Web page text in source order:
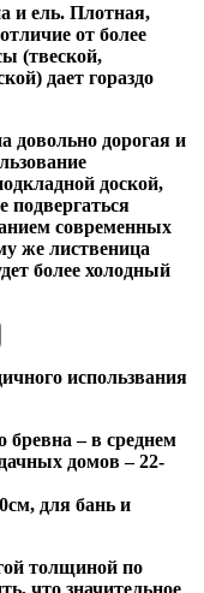
и ель. Плотная,
от более
(твеской,
дает гораздо
довольно дорогая и
доской,
подвергаться
современных
же лиственица
более холодный
использвания
бревна – в среднем
домов – 22-
для бань и
толщиной по
что значительное